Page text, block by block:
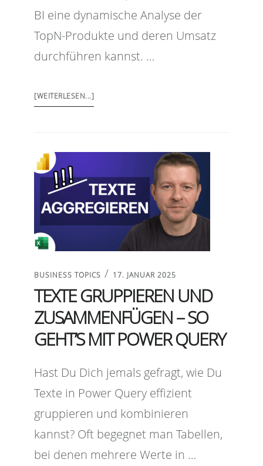
BI eine dynamische Analyse der
TopN-Produkte und deren Umsatz
durchführen kannst. …
[WEITERLESEN...]
BUSINESS TOPICS / 17. JANUAR 2025
TEXTE GRUPPIEREN UND
ZUSAMMENFÜGEN – SO
GEHT’S MIT POWER QUERY
Hast Du Dich jemals gefragt, wie Du
Texte in Power Query effizient
gruppieren und kombinieren
kannst? Oft begegnet man Tabellen,
bei denen mehrere Werte in …